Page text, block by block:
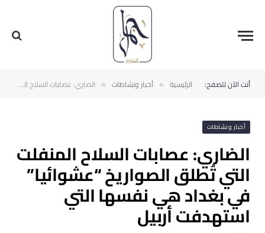
أنت الآن تتصفح: الرئيسية » أخبار ونشاطات » الضاري: عصابات ‫السلاح المنفلت‬ التي تُطلق الصواريخ “عشوائيا” في ‫بغداد‬ هي نفسها التي استهدفت ‫أربيل
أخبار ونشاطات
الضاري: عصابات ‫السلاح المنفلت‬
التي تُطلق الصواريخ “عشوائيا”
في ‫بغداد‬ هي نفسها التي
استهدفت ‫أربيل